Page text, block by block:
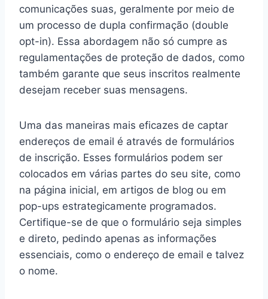
comunicações suas, geralmente por meio de
um processo de dupla confirmação (double
opt-in). Essa abordagem não só cumpre as
regulamentações de proteção de dados, como
também garante que seus inscritos realmente
desejam receber suas mensagens.
Uma das maneiras mais eficazes de captar
endereços de email é através de formulários
de inscrição. Esses formulários podem ser
colocados em várias partes do seu site, como
na página inicial, em artigos de blog ou em
pop-ups estrategicamente programados.
Certifique-se de que o formulário seja simples
e direto, pedindo apenas as informações
essenciais, como o endereço de email e talvez
o nome.